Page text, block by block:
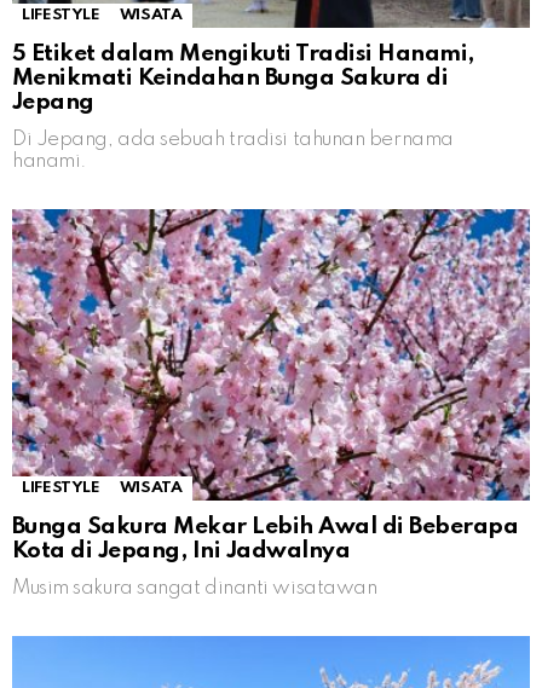
LIFESTYLE WISATA
5 Etiket dalam Mengikuti Tradisi Hanami,
Menikmati Keindahan Bunga Sakura di
Jepang
Di Jepang, ada sebuah tradisi tahunan bernama
hanami.
LIFESTYLE WISATA
Bunga Sakura Mekar Lebih Awal di Beberapa
Kota di Jepang, Ini Jadwalnya
Musim sakura sangat dinanti wisatawan